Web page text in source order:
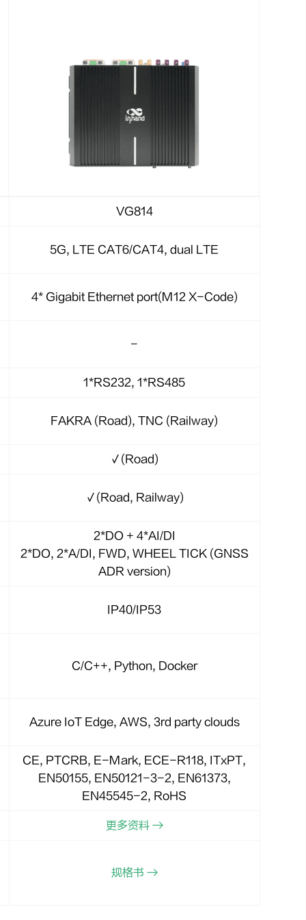
VG814
5G, LTE CAT6/CAT4, dual LTE
4* Gigabit Ethernet port(M12 X-Code)
-
1*RS232, 1*RS485
FAKRA (Road), TNC (Railway)
√(Road)
√(Road, Railway)
2*DO + 4*AI/DI
2*DO, 2*A/DI, FWD, WHEEL TICK (GNSS
ADR version)
IP40/IP53
C/C++, Python, Docker
Azure IoT Edge, AWS, 3rd party clouds
CE, PTCRB, E-Mark, ECE-R118, ITxPT,
EN50155, EN50121-3-2, EN61373,
EN45545-2, RoHS
更多资料 →
规格书 →